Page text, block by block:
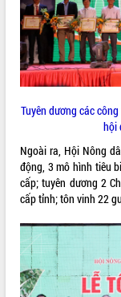
Lễ phát động chuỗi hoạt
tay làm sạch môi trường
Xã Ea Kar bước chuyển
công tác cải cách hành
mới
năm 2026
Hội thảo khoa học “Giải
phát triển nền kinh tế
Đắk Lắk”
Tăng cường giám sát,
hiện nhiệm vụ quản lý tài
hàng tuần
Tháo gỡ những vướng
công tác cải cách thủ tục
tại Trung tâm Phục vụ
công tỉnh
Tuyên dương các
hội
Ngoài ra, Hội Nông
động, 3 mô hình tiêu
cấp; tuyên dương 2
cấp tỉnh; tôn vinh 22